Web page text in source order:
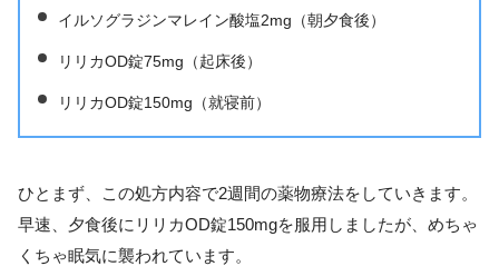
イルソグラジンマレイン酸塩2mg（朝夕食後）
リリカOD錠75mg（起床後）
リリカOD錠150mg（就寝前）
ひとまず、この処方内容で2週間の薬物療法をしていきます。
早速、夕食後にリリカOD錠150mgを服用しましたが、めちゃ
くちゃ眠気に襲われています。